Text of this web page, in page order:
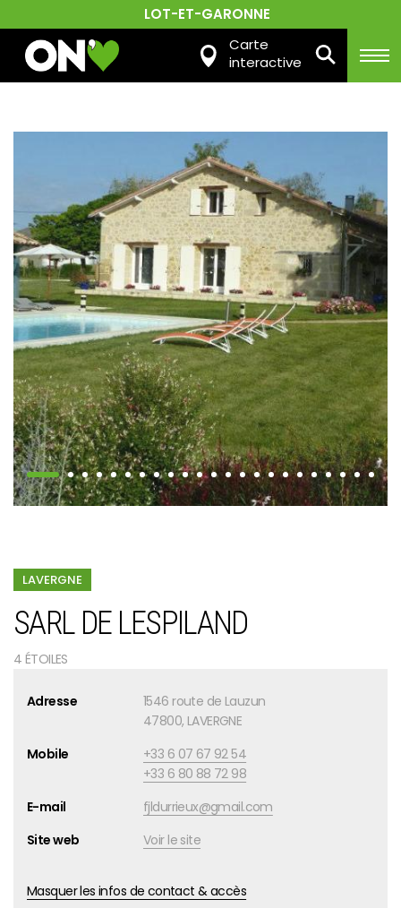
LOT-ET-GARONNE
Carte
interactive
LAVERGNE
SARL DE LESPILAND
4 ÉTOILES
Adresse
1546 route de Lauzun
47800, LAVERGNE
Mobile
+33 6 07 67 92 54
+33 6 80 88 72 98
E-mail
fjldurrieux@gmail.com
Site web
Voir le site
Masquer les infos de contact & accès